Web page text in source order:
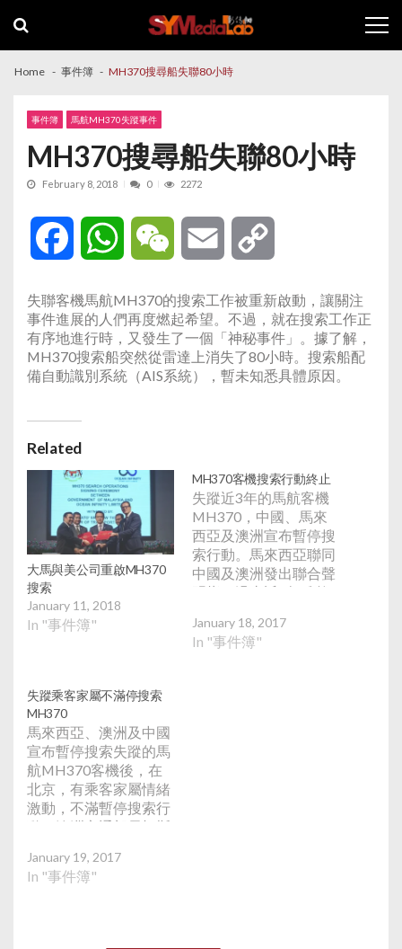
navigation
content
Home 事件簿 MH370搜尋船失聯80小時
事件簿 馬航MH370失蹤事件
MH370搜尋船失聯80小時
February 8, 2018 0 2272
Facebook WhatsAppWeChat Email
失聯客機馬航MH370的搜索工作被重新啟動，讓關注
事件進展的人們再度燃起希望。不過，就在搜索工作正
有序地進行時，又發生了一個「神秘事件」。據了解，
MH370搜索船突然從雷達上消失了80小時。搜索船配
備自動識別系統（AIS系統），暫未知悉具體原因。
Related
大馬與美公司重啟MH370
搜索
January 11, 2018
In "事件簿"
MH370客機搜索行動終止
失蹤近3年的馬航客機
MH370，中國、馬來
西亞及澳洲宣布暫停搜
索行動。馬來西亞聯同
中國及澳洲發出聯合聲
明指，過去近3年雖然
專家在印度洋水底搜尋
失蹤客機下落，但在完
January 18, 2017
In "事件簿"
失蹤乘客家屬不滿停搜索
MH370
馬來西亞、澳洲及中國
宣布暫停搜索失蹤的馬
航MH370客機後，在
北京，有乘客家屬情緒
激動，不滿暫停搜索行
動。澳洲交通部長切斯
一些資料，數據或者新
突破，顯示飛機的確實
January 19, 2017
In "事件簿"